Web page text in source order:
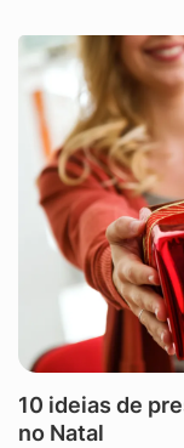
10 ideias de
no Natal